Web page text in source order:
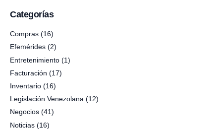
Categorías
Compras (16)
Efemérides (2)
Entretenimiento (1)
Facturación (17)
Inventario (16)
Legislación Venezolana (12)
Negocios (41)
Noticias (16)